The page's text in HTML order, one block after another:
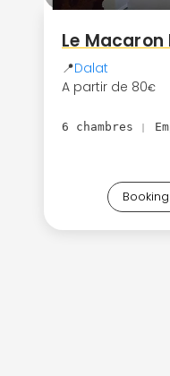
Le
📍Dalat
A partir de 80€
6 chambres
Booking